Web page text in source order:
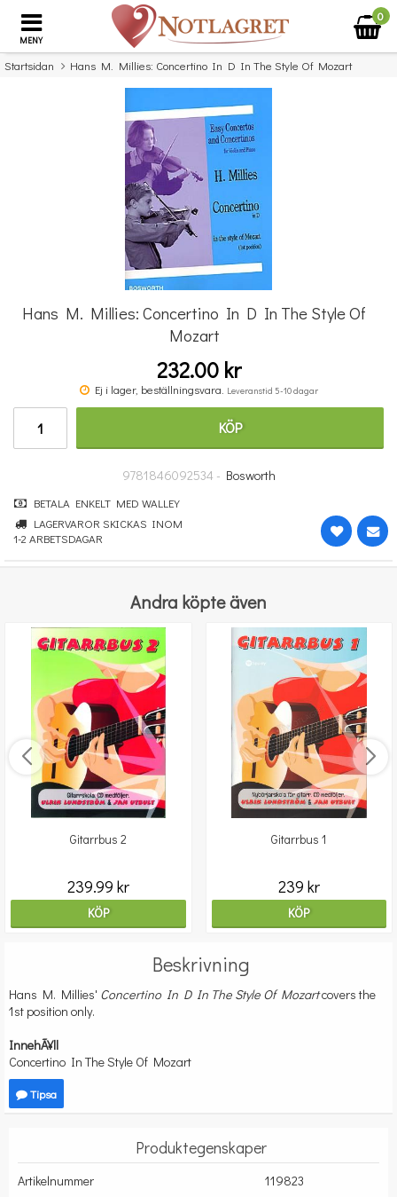
MENY
0
Startsidan Hans M. Millies: Concertino In D In The Style Of Mozart
Missa inte detta...
Double Bass Quartets
348 kr
Hans M. Millies: Concertino In D In The Style Of
Mozart
232.00 kr
Ej i lager, beställningsvara. Leveranstid 5-10 dagar
KÖP
9781846092534 - Bosworth
BETALA ENKELT MED WALLEY
LAGERVAROR SKICKAS INOM
1-2 ARBETSDAGAR
Andra köpte även
Gitarrbus 2
239.99 kr
KÖP
Gitarrbus 1
239 kr
KÖP
Beskrivning
Hans M. Millies' Concertino In D In The Style Of Mozartcovers the
1st position only.
InnehÃ¥ll
Concertino In The Style Of Mozart
Tipsa
Produktegenskaper
Artikelnummer
119823